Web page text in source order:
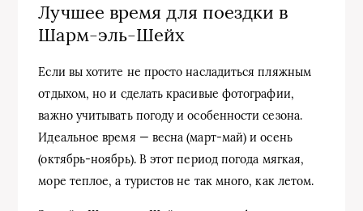
Лучшее время для поездки в
Шарм-эль-Шейх
Если вы хотите не просто насладиться пляжным
отдыхом, но и сделать красивые фотографии,
важно учитывать погоду и особенности сезона.
Идеальное время — весна (март-май) и осень
(октябрь-ноябрь). В этот период погода мягкая,
море теплое, а туристов не так много, как летом.